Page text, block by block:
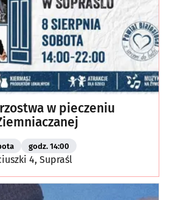
w pieczeniu
godz. 14:00
4, Supraśl